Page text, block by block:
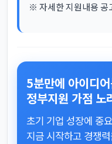
※ 자세한 지원내용 공
5분만에 아이디
정부지원 가점 노
초기 기업 성장에 중
지금 시작하고 경쟁